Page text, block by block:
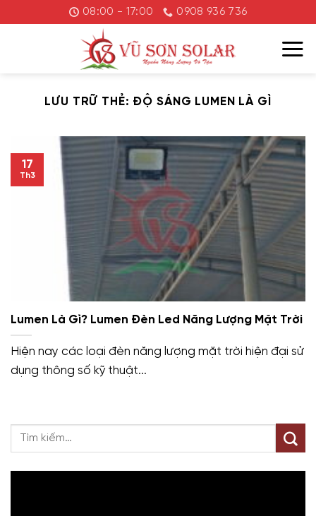
đến
08:00 - 17:00 0908 936 736
LƯU TRỮ THẺ: ĐỘ SÁNG LUMEN LÀ GÌ
Lumen Là Gì? Lumen Đèn Led Năng Lượng Mặt Trời
Hiện nay các loại đèn năng lượng mặt trời hiện đại sử
dụng thông số kỹ thuật...
17
Th3